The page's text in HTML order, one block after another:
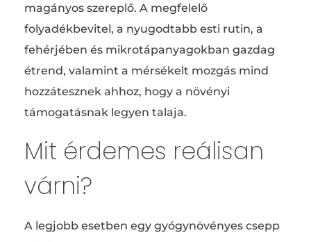
magányos szereplő. A megfelelő
folyadékbevitel, a nyugodtabb esti rutin, a
fehérjében és mikrotápanyagokban gazdag
étrend, valamint a mérsékelt mozgás mind
hozzátesznek ahhoz, hogy a növényi
támogatásnak legyen talaja.
Mit érdemes reálisan
várni?
A legjobb esetben egy gyógynövényes csepp